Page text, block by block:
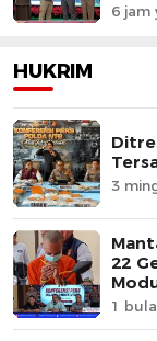
6 jam
HUKRIM
3
22
1